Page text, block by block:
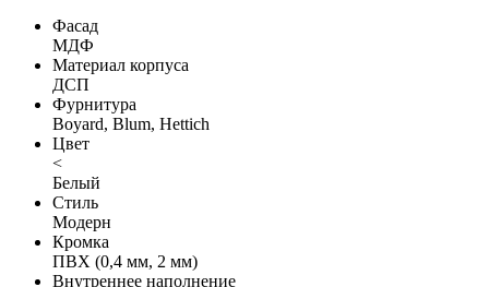
Фасад
МДФ
Материал корпуса
ДСП
Фурнитура
Boyard, Blum, Hettich
Цвет
<
Белый
Стиль
Модерн
Кромка
ПВХ (0,4 мм, 2 мм)
Внутреннее наполнение